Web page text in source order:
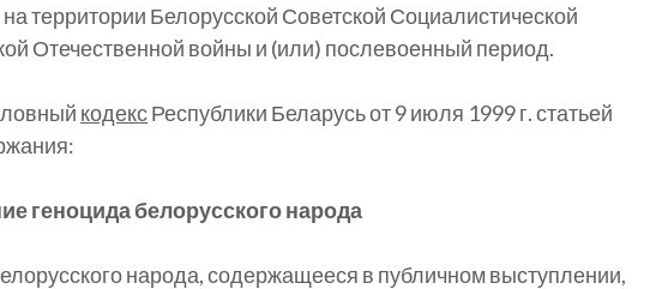
территории Белорусской Советской Социалистической
Отечественной войны и (или) послевоенный период.
кодексРеспублики Беларусь от 9 июля 1999 г. статьей
геноцида белорусского народа
народа, содержащееся в публичном выступлении,